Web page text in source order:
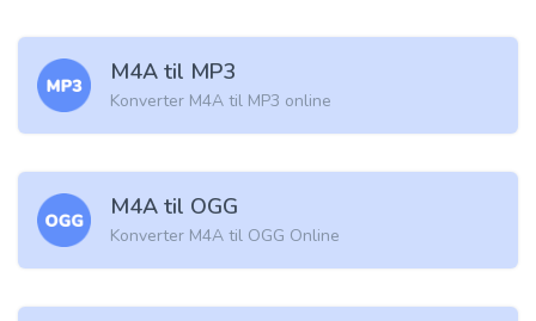
M4A til MP3
Konverter M4A til MP3 online
M4A til OGG
Konverter M4A til OGG Online